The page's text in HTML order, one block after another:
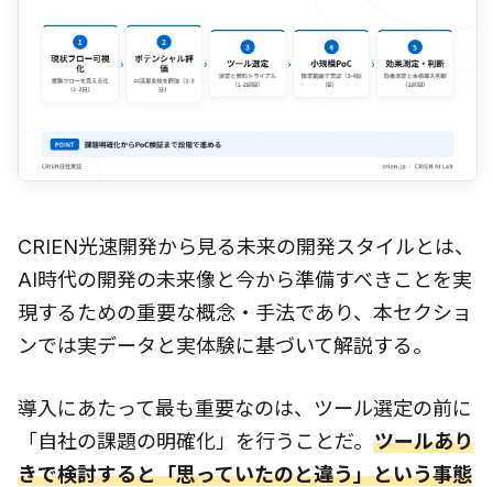
CRIEN光速開発から見る未来の開発スタイルとは、
AI時代の開発の未来像と今から準備すべきことを実
現するための重要な概念・手法であり、本セクショ
ンでは実データと実体験に基づいて解説する。
導入にあたって最も重要なのは、ツール選定の前に
「自社の課題の明確化」を行うことだ。 ツールあり
きで検討すると「思っていたのと違う」という事態